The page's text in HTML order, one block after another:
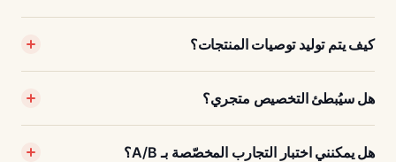
كيف يتم توليد توصيات المنتجات؟
هل سيُبطئ التخصيص متجري؟
هل يمكنني اختبار التجارب المخصّصة بـ A/B؟